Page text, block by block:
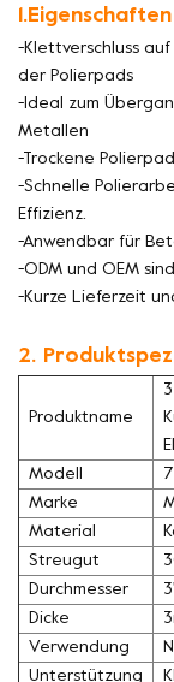
1.Eigenschaften
-Klettverschluss
der Polierpads
-Ideal zum
Metallen
-Trockene
-Schnelle
Effizienz.
-Anwendbar für
-ODM und OEM
-Kurze Lieferzeit
2.
Produktname
Modell
Marke
Material
Streugut
Durchmesser
Dicke
Verwendung
Unterstützung